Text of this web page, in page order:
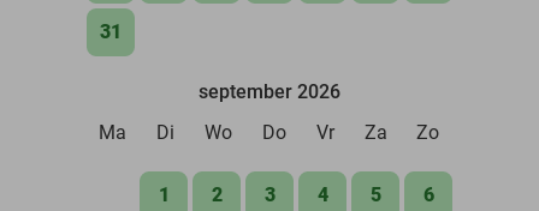
31
september 2026
Ma
Di Wo Do Vr Za Zo
1 2 3 4 5 6